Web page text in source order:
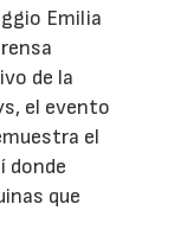
Emilia
de la
el evento
el
donde
que